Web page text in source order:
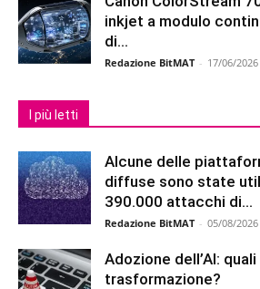
inkjet a modulo
di...
Redazione BitMAT - 17/06/2026
I più letti
Alcune delle
diffuse sono state
390.000 attacchi di...
Redazione BitMAT - 05/08/2026
Adozione dell’AI:
trasformazione?